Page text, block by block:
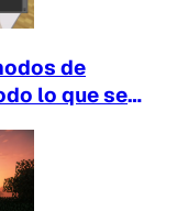
de
lo que se